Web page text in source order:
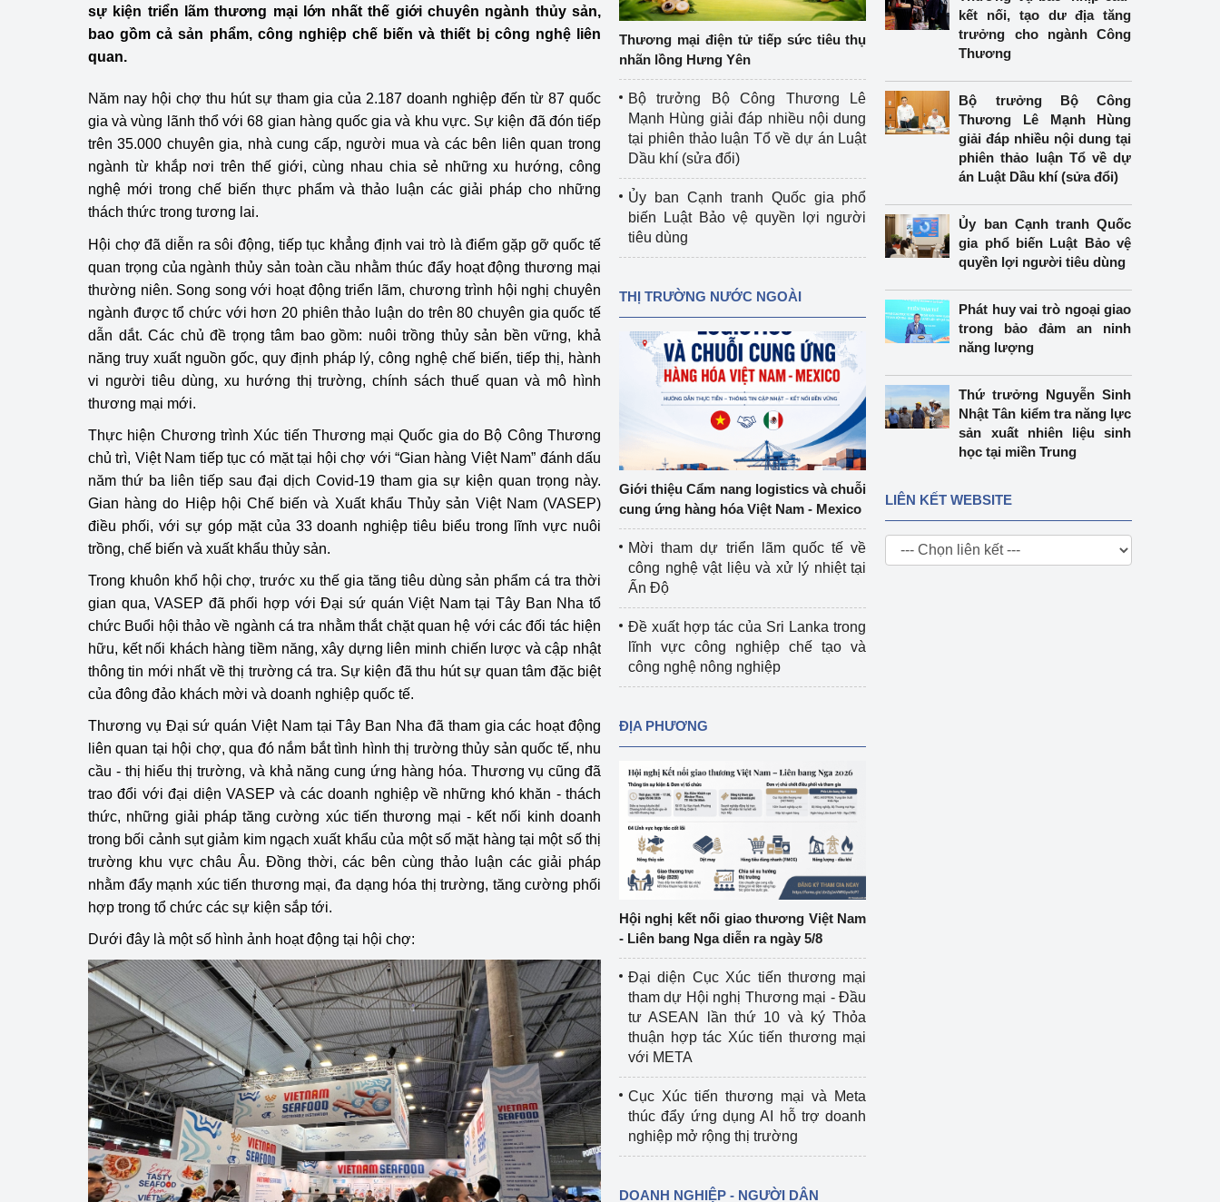
Công Thương - Công luận
Họp báo
Điểm báo
Lịch sử phát triển
Bản tin Thị trường Nông Lâm Thủy sản
Phát triển nguồn nhân lực
Tổ chức kiểm định
Tổ chức kiểm định kỹ thuật an toàn lao
động thuộc thẩm quyền quản lý của
Bộ Công Thương
Tổ chức được cấp GCN đăng ký, hoạt
động kiểm định thiết bị, dụng cụ điện
làm việc ở môi trường không có nguy
hiểm khí, bụi nổ
LPG
Tổ chức huấn luyện, bồi dưỡng
nghiệp vụ kiểm định kỹ thuật an toàn
lao động
Văn hóa ngành Công Thương
Tái cơ cấu ngành Công Thương
Quản lý thị trường
Khoa học, công nghệ và đổi mới sáng
tạo
Thông báo
Bảo vệ môi trường
Album ảnh bảo vệ môi trường
Văn bản về môi trường
Đọc báo giúp bạn
Bảo vệ nền tảng tư tưởng của Đảng
Doanh nghiệp - Người dân
Xúc tiến thương mại Khu vực miền Bắc
Khu vực miền Nam
Thị trường châu Á – châu Phi
Thị trường châu Âu – châu Mỹ
Thị trường trong nước
Ngành Công Thương đưa nghị quyết
Đại hội XIV của Đảng vào cuộc sống
Phát triển công nghiệpCông nghiệp nền tảng
Chính sách
Phát triển năng lượng
sự kiện triển lãm thương mại lớn nhất thế giới chuyên ngành thủy sản,
bao gồm cả sản phẩm, công nghiệp chế biến và thiết bị công nghệ liên
quan.
Năm nay hội chợ thu hút sự tham gia của 2.187 doanh nghiệp đến từ 87 quốc
gia và vùng lãnh thổ với 68 gian hàng quốc gia và khu vực. Sự kiện đã đón tiếp
trên 35.000 chuyên gia, nhà cung cấp, người mua và các bên liên quan trong
ngành từ khắp nơi trên thế giới, cùng nhau chia sẻ những xu hướng, công
nghệ mới trong chế biến thực phẩm và thảo luận các giải pháp cho những
thách thức trong tương lai.
Hội chợ đã diễn ra sôi động, tiếp tục khẳng định vai trò là điểm gặp gỡ quốc tế
quan trọng của ngành thủy sản toàn cầu nhằm thúc đẩy hoạt động thương mại
thường niên. Song song với hoạt động triển lãm, chương trình hội nghị chuyên
ngành được tổ chức với hơn 20 phiên thảo luận do trên 80 chuyên gia quốc tế
dẫn dắt. Các chủ đề trọng tâm bao gồm: nuôi trồng thủy sản bền vững, khả
năng truy xuất nguồn gốc, quy định pháp lý, công nghệ chế biến, tiếp thị, hành
vi người tiêu dùng, xu hướng thị trường, chính sách thuế quan và mô hình
thương mại mới.
Thực hiện Chương trình Xúc tiến Thương mại Quốc gia do Bộ Công Thương
chủ trì, Việt Nam tiếp tục có mặt tại hội chợ với “Gian hàng Việt Nam” đánh dấu
năm thứ ba liên tiếp sau đại dịch Covid-19 tham gia sự kiện quan trọng này.
Gian hàng do Hiệp hội Chế biến và Xuất khẩu Thủy sản Việt Nam (VASEP)
điều phối, với sự góp mặt của 33 doanh nghiệp tiêu biểu trong lĩnh vực nuôi
trồng, chế biến và xuất khẩu thủy sản.
Trong khuôn khổ hội chợ, trước xu thế gia tăng tiêu dùng sản phẩm cá tra thời
gian qua, VASEP đã phối hợp với Đại sứ quán Việt Nam tại Tây Ban Nha tổ
chức Buổi hội thảo về ngành cá tra nhằm thắt chặt quan hệ với các đối tác hiện
hữu, kết nối khách hàng tiềm năng, xây dựng liên minh chiến lược và cập nhật
thông tin mới nhất về thị trường cá tra. Sự kiện đã thu hút sự quan tâm đặc biệt
của đông đảo khách mời và doanh nghiệp quốc tế.
Thương vụ Đại sứ quán Việt Nam tại Tây Ban Nha đã tham gia các hoạt động
liên quan tại hội chợ, qua đó nắm bắt tình hình thị trường thủy sản quốc tế, nhu
cầu - thị hiếu thị trường, và khả năng cung ứng hàng hóa. Thương vụ cũng đã
trao đổi với đại diện VASEP và các doanh nghiệp về những khó khăn - thách
thức, những giải pháp tăng cường xúc tiến thương mại - kết nối kinh doanh
trong bối cảnh sụt giảm kim ngạch xuất khẩu của một số mặt hàng tại một số thị
trường khu vực châu Âu. Đồng thời, các bên cùng thảo luận các giải pháp
nhằm đẩy mạnh xúc tiến thương mại, đa dạng hóa thị trường, tăng cường phối
hợp trong tổ chức các sự kiện sắp tới.
Dưới đây là một số hình ảnh hoạt động tại hội chợ:
Thương mại điện tử tiếp sức tiêu thụ
nhãn lồng Hưng Yên
Bộ trưởng Bộ Công Thương Lê
Mạnh Hùng giải đáp nhiều nội dung
tại phiên thảo luận Tổ về dự án Luật
Dầu khí (sửa đổi)
Ủy ban Cạnh tranh Quốc gia phổ
biến Luật Bảo vệ quyền lợi người
tiêu dùng
THỊ TRƯỜNG NƯỚC NGOÀI
Giới thiệu Cẩm nang logistics và chuỗi
cung ứng hàng hóa Việt Nam - Mexico
Mời tham dự triển lãm quốc tế về
công nghệ vật liệu và xử lý nhiệt tại
Ấn Độ
Đề xuất hợp tác của Sri Lanka trong
lĩnh vực công nghiệp chế tạo và
công nghệ nông nghiệp
ĐỊA PHƯƠNG
Hội nghị kết nối giao thương Việt Nam
- Liên bang Nga diễn ra ngày 5/8
Đại diện Cục Xúc tiến thương mại
tham dự Hội nghị Thương mại - Đầu
tư ASEAN lần thứ 10 và ký Thỏa
thuận hợp tác Xúc tiến thương mại
với META
Cục Xúc tiến thương mại và Meta
thúc đẩy ứng dụng AI hỗ trợ doanh
nghiệp mở rộng thị trường
DOANH NGHIỆP - NGƯỜI DÂN
kết nối, tạo dư địa tăng
trưởng cho ngành Công
Thương
Bộ trưởng Bộ Công
Thương Lê Mạnh Hùng
giải đáp nhiều nội dung tại
phiên thảo luận Tổ về dự
án Luật Dầu khí (sửa đổi)
Ủy ban Cạnh tranh Quốc
gia phổ biến Luật Bảo vệ
quyền lợi người tiêu dùng
Phát huy vai trò ngoại giao
trong bảo đảm an ninh
năng lượng
Thứ trưởng Nguyễn Sinh
Nhật Tân kiểm tra năng lực
sản xuất nhiên liệu sinh
học tại miền Trung
LIÊN KẾT WEBSITE